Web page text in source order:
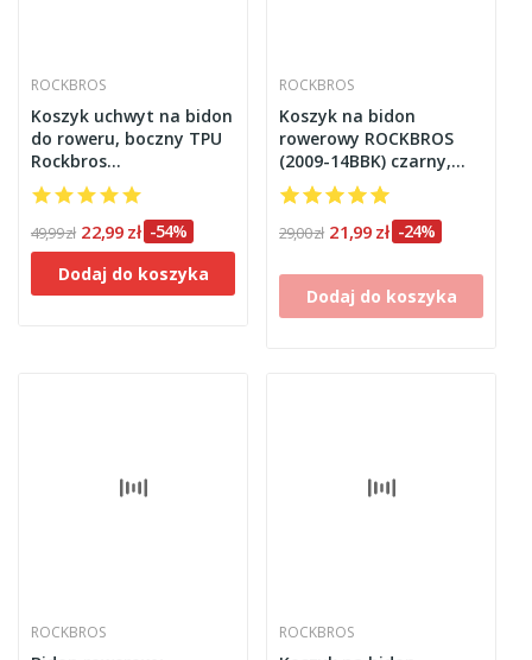
ROCKBROS
Koszyk uchwyt na bidon
do roweru, boczny TPU
Rockbros
310047001czarny
49,99 zł 22,99 zł -54%
Dodaj do koszyka
ROCKBROS
Koszyk na bidon
rowerowy ROCKBROS
(2009-14BBK) czarny,
aluminiowy
29,00 zł 21,99 zł -24%
Dodaj do koszyka
ROCKBROS ROCKBROS